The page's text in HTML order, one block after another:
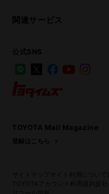
関連サービス
公式SNS
LINE
FacebookYouTube
TOYOTA Mail Magazine
登録はこちら
サイト利用について
TOYOTAアカウント利用規約
反